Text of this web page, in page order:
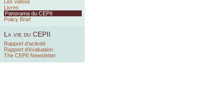
Les vidéos
Livres
Panorama du CEPII
Policy Brief
La vie du CEPII
Rapport d'activité
Rapport d'évaluation
The CEPII Newsletter